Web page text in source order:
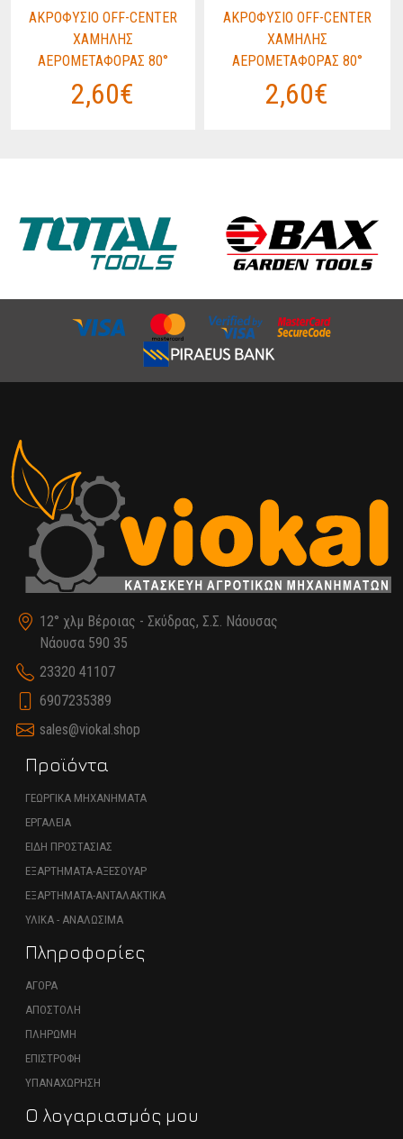
ΑΚΡΟΦΥΣΙΟ OFF-CENTER
ΧΑΜΗΛΗΣ
ΑΕΡΟΜΕΤΑΦΟΡΑΣ 80°
2,60€
ΑΚΡΟΦΥΣΙΟ OFF-CENTER
ΧΑΜΗΛΗΣ
ΑΕΡΟΜΕΤΑΦΟΡΑΣ 80°
2,60€
12° χλμ Βέροιας - Σκύδρας, Σ.Σ. Νάουσας
Νάουσα 590 35
23320 41107
6907235389
sales@viokal.shop
Προϊόντα
ΓΕΩΡΓΙΚΑ ΜΗΧΑΝΗΜΑΤΑ
ΕΡΓΑΛΕΙΑ
ΕΙΔΗ ΠΡΟΣΤΑΣΙΑΣ
ΕΞΑΡΤΗΜΑΤΑ-ΑΞΕΣΟΥΑΡ
ΕΞΑΡΤΗΜΑΤΑ-ΑΝΤΑΛΑΚΤΙΚΑ
ΥΛΙΚΑ - ΑΝΑΛΩΣΙΜΑ
Πληροφορίες
ΑΓΟΡΑ
ΑΠΟΣΤΟΛΗ
ΠΛΗΡΩΜΗ
ΕΠΙΣΤΡΟΦΗ
ΥΠΑΝΑΧΩΡΗΣΗ
Ο λογαριασμός μου